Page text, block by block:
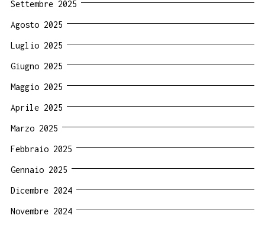
Settembre 2025
Agosto 2025
Luglio 2025
Giugno 2025
Maggio 2025
Aprile 2025
Marzo 2025
Febbraio 2025
Gennaio 2025
Dicembre 2024
Novembre 2024